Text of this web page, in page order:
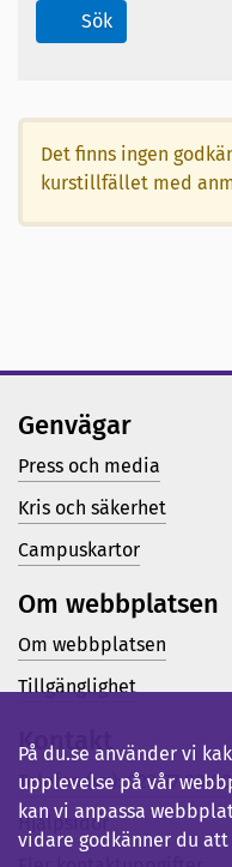
Sök
Det finns ingen
kurstillfället med
Genvägar
Press och media
Kris och säkerhet
Campuskartor
Om webbplatsen
Om webbplatsen
Tillgänglighet
Kontakt
Telefon (vx): 023-77 80 00
Hjälpsidor
På du.se använder vi
upplevelse på vår
kan vi anpassa
vidare godkänner du